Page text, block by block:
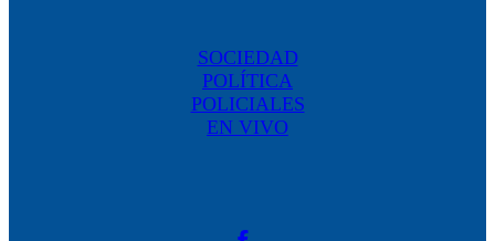
SOCIEDAD
POLÍTICA
POLICIALES
EN VIVO